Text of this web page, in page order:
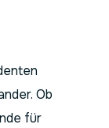
Ob
für